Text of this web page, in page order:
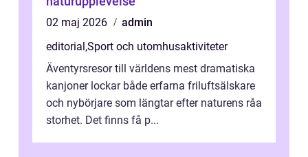
02 maj 2026
admin
editorial,Sport och utomhusaktiviteter
Äventyrsresor till världens mest dramatiska
kanjoner lockar både erfarna friluftsälskare
och nybörjare som längtar efter naturens råa
storhet. Det finns få p...